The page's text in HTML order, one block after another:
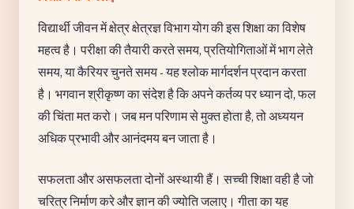
विद्यार्थी जीवन में क्षेत्र क्षेत्रज्ञ विभाग योग की इस शिक्षा का विशेष
महत्व है। परीक्षा की तैयारी करते समय, प्रतियोगिताओं में भाग लेते
समय, या कैरियर चुनते समय - यह श्लोक मार्गदर्शन प्रदान करता
है। भगवान श्रीकृष्ण का संदेश है कि अपने कर्तव्य पर ध्यान दो, फल
की चिंता मत करो। जब मन परिणाम से मुक्त होता है, तो अध्ययन
अधिक प्रभावी और आनंदमय बन जाता है।
सफलता और असफलता दोनों अस्थायी हैं। सच्ची शिक्षा वही है जो
चरित्र निर्माण करे और ज्ञान की ज्योति जलाए। गीता का यह